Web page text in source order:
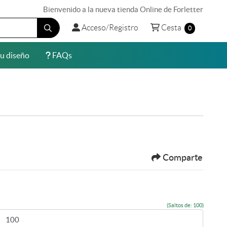
Bienvenido a la nueva tienda Online de Forletter
Acceso/Registro
Acceso/Registro Cesta
Cesta 0
diseño
diseño FAQs
FAQs
Comparte
(Saltos de: 100)